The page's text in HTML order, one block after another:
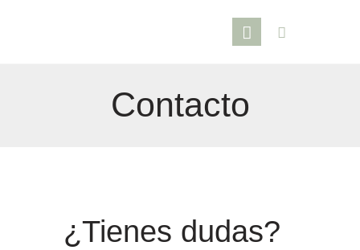
Contacto
¿Tienes dudas?